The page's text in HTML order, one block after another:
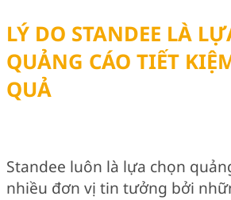
LÝ DO STANDEE LÀ
QUẢNG CÁO TIẾT
QUẢ
Standee luôn là lựa chọn
nhiều đơn vị tin tưởng bởi